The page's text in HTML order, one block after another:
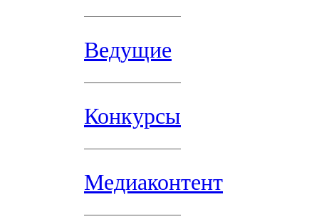
Ведущие
Конкурсы
Медиаконтент